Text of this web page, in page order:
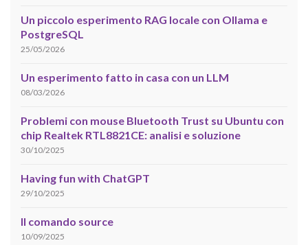
Un piccolo esperimento RAG locale con Ollama e
PostgreSQL
25/05/2026
Un esperimento fatto in casa con un LLM
08/03/2026
Problemi con mouse Bluetooth Trust su Ubuntu con
chip Realtek RTL8821CE: analisi e soluzione
30/10/2025
Having fun with ChatGPT
29/10/2025
Il comando source
10/09/2025